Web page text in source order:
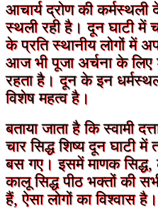
आचार्य द्रोण की कर्मस्थली
स्थली रही है। दून घाटी में
के प्रति स्थानीय लोगों में
आज भी पूजा अर्चना के लिए
रहता है। दून के इन
विशेष महत्व है।
बताया जाता है कि स्वामी
चार सिद्ध शिष्य दून घाटी
बस गए। इसमें माणक सिद्ध,
कालू सिद्ध पीठ भक्तों की
हैं, ऐसा लोगों का विश्वास है।